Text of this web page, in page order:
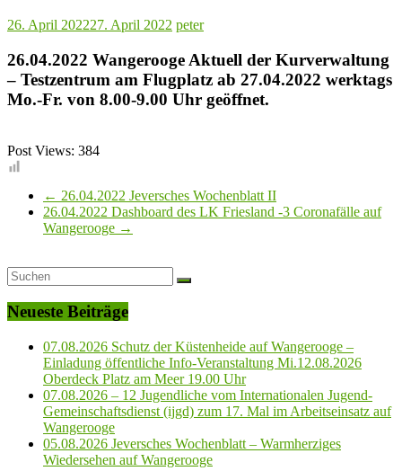
26. April 202227. April 2022 peter
26.04.2022 Wangerooge Aktuell der Kurverwaltung
– Testzentrum am Flugplatz ab 27.04.2022 werktags
Mo.-Fr. von 8.00-9.00 Uhr geöffnet.
Post Views: 384
← 26.04.2022 Jeversches Wochenblatt II
26.04.2022 Dashboard des LK Friesland -3 Coronafälle auf
Wangerooge →
Neueste Beiträge
07.08.2026 Schutz der Küstenheide auf Wangerooge –
Einladung öffentliche Info-Veranstaltung Mi.12.08.2026
Oberdeck Platz am Meer 19.00 Uhr
07.08.2026 – 12 Jugendliche vom Internationalen Jugend-
Gemeinschaftsdienst (ijgd) zum 17. Mal im Arbeitseinsatz auf
Wangerooge
05.08.2026 Jeversches Wochenblatt – Warmherziges
Wiedersehen auf Wangerooge